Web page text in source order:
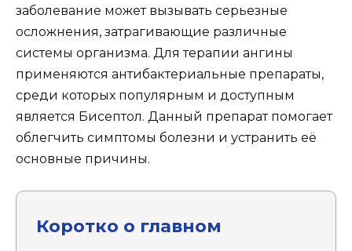
заболевание может вызывать серьезные
осложнения, затрагивающие различные
системы организма. Для терапии ангины
применяются антибактериальные препараты,
среди которых популярным и доступным
является Бисептол. Данный препарат помогает
облегчить симптомы болезни и устранить её
основные причины.
Коротко о главном